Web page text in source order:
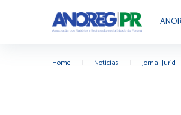
Home Notícias Jornal Jurid